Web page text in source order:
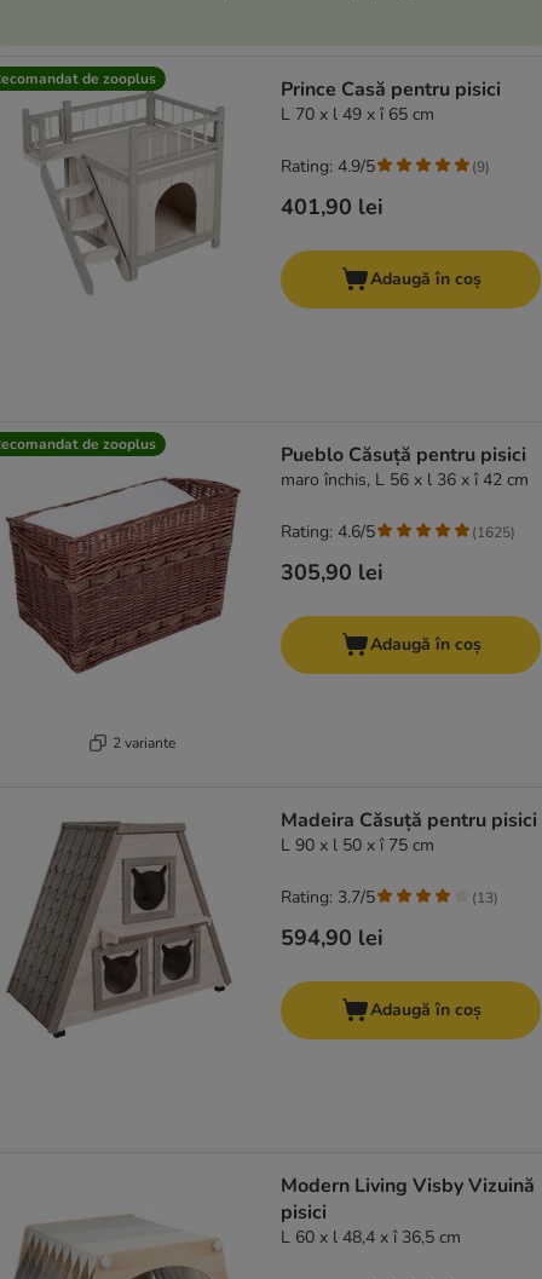
de zooplus Prince Casă pentru pisici
L 70 x l 49 x î 65 cm
401,90 lei
Rating: 4.9/5 (9)
Adaugă în coș
de zooplus
2 variante
Pueblo Căsuță pentru pisici
maro închis, L 56 x l 36 x î 42 cm
305,90 lei
Rating: 4.6/5 (1625)
Adaugă în coș
Madeira Căsuță pentru pisici
L 90 x l 50 x î 75 cm
594,90 lei
Rating: 3.7/5 (13)
Adaugă în coș
Modern Living Visby Vizuină
pisici
L 60 x l 48,4 x î 36,5 cm